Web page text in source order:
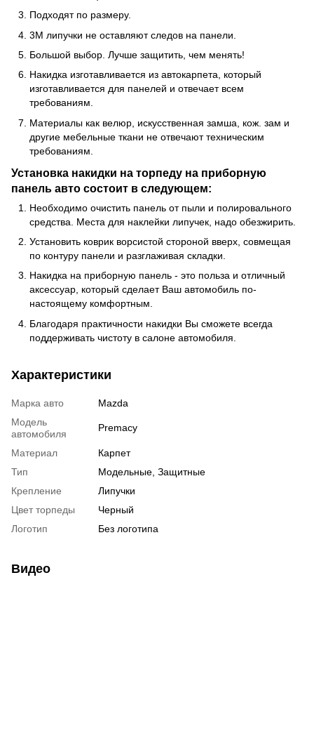
Подходят по размеру.
3М липучки не оставляют следов на панели.
Большой выбор. Лучше защитить, чем менять!
Накидка изготавливается из автокарпета, который
изготавливается для панелей и отвечает всем
требованиям.
Материалы как велюр, искусственная замша, кож. зам и
другие мебельные ткани не отвечают техническим
требованиям.
Установка накидки на торпеду на приборную
панель авто состоит в следующем:
Необходимо очистить панель от пыли и полировального
средства. Места для наклейки липучек, надо обезжирить.
Установить коврик ворсистой стороной вверх, совмещая
по контуру панели и разглаживая складки.
Накидка на приборную панель - это польза и отличный
аксессуар, который сделает Ваш автомобиль по-
настоящему комфортным.
Благодаря практичности накидки Вы сможете всегда
поддерживать чистоту в салоне автомобиля.
Характеристики
Марка авто
Mazda
Модель
автомобиля
Premacy
Материал
Карпет
Тип
Модельные, Защитные
Крепление
Липучки
Цвет торпеды
Черный
Логотип
Без логотипа
Видео